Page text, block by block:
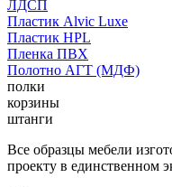
ЛДСП
Пластик Alvic Luxe
Пластик HPL
Пленка ПВХ
Полотно АГТ (МДФ)
полки
корзины
штанги
Все образцы мебели
проекту в единственном